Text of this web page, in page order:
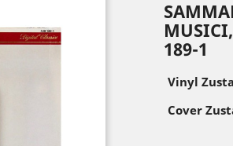
189-1
Vinyl
Cover